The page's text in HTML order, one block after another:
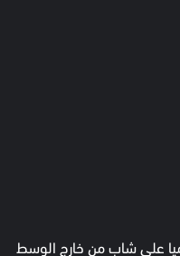
على شاب من خارج الوسط